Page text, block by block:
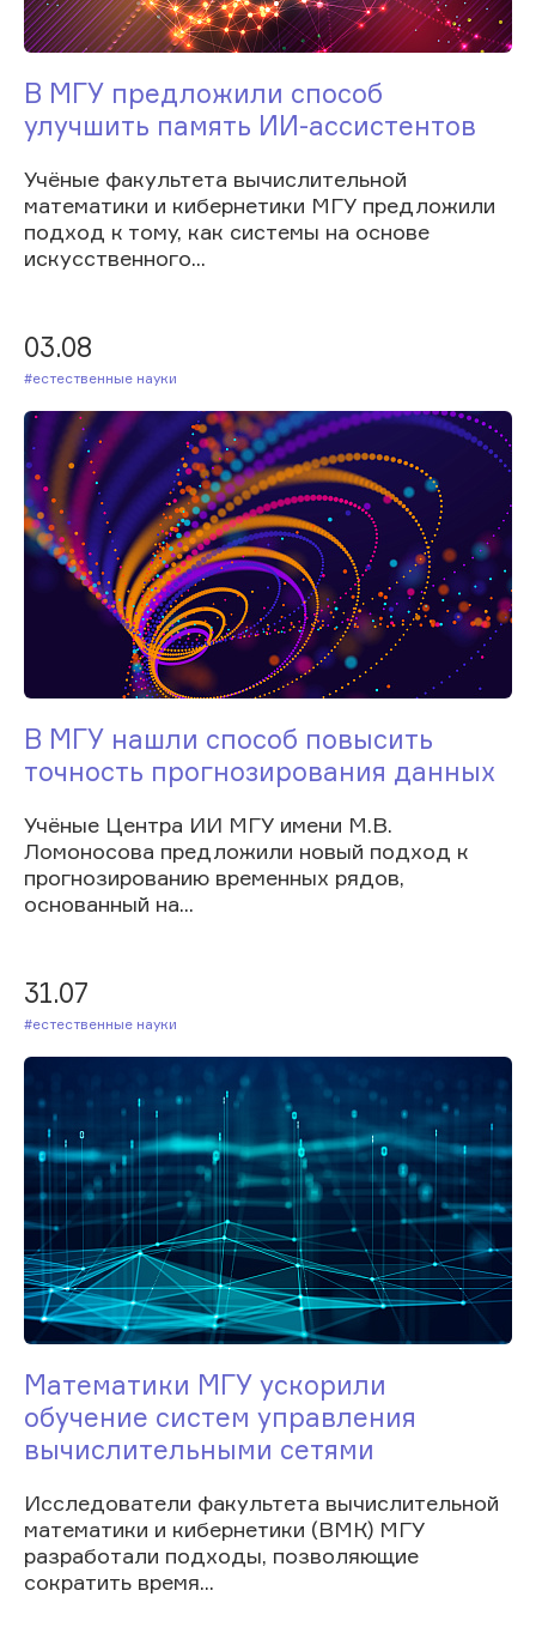
В МГУ предложили способ
улучшить память ИИ-ассистентов
Учёные факультета вычислительной
математики и кибернетики МГУ предложили
подход к тому, как системы на основе
искусственного...
03.08
#Естественные науки
В МГУ нашли способ повысить
точность прогнозирования данных
Учёные Центра ИИ МГУ имени М.В.
Ломоносова предложили новый подход к
прогнозированию временных рядов,
основанный на...
31.07
#Естественные науки
Математики МГУ ускорили
обучение систем управления
вычислительными сетями
Исследователи факультета вычислительной
математики и кибернетики (ВМК) МГУ
разработали подходы, позволяющие
сократить время...